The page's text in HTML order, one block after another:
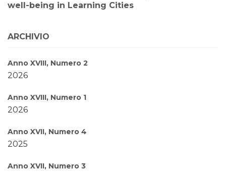
well-being in Learning Cities
ARCHIVIO
Anno XVIII, Numero 2
2026
Anno XVIII, Numero 1
2026
Anno XVII, Numero 4
2025
Anno XVII, Numero 3